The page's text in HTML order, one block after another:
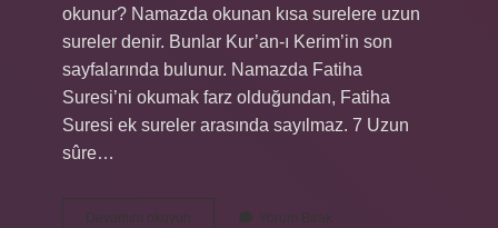
okunur? Namazda okunan kısa surelere uzun
sureler denir. Bunlar Kur’an-ı Kerim’in son
sayfalarında bulunur. Namazda Fatiha
Suresi’ni okumak farz olduğundan, Fatiha
Suresi ek sureler arasında sayılmaz. 7 Uzun
sûre…
Devamını okuyun Yorum Bırak